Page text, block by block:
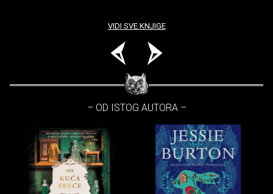
VIDI SVE KNJIGE
– OD ISTOG AUTORA –